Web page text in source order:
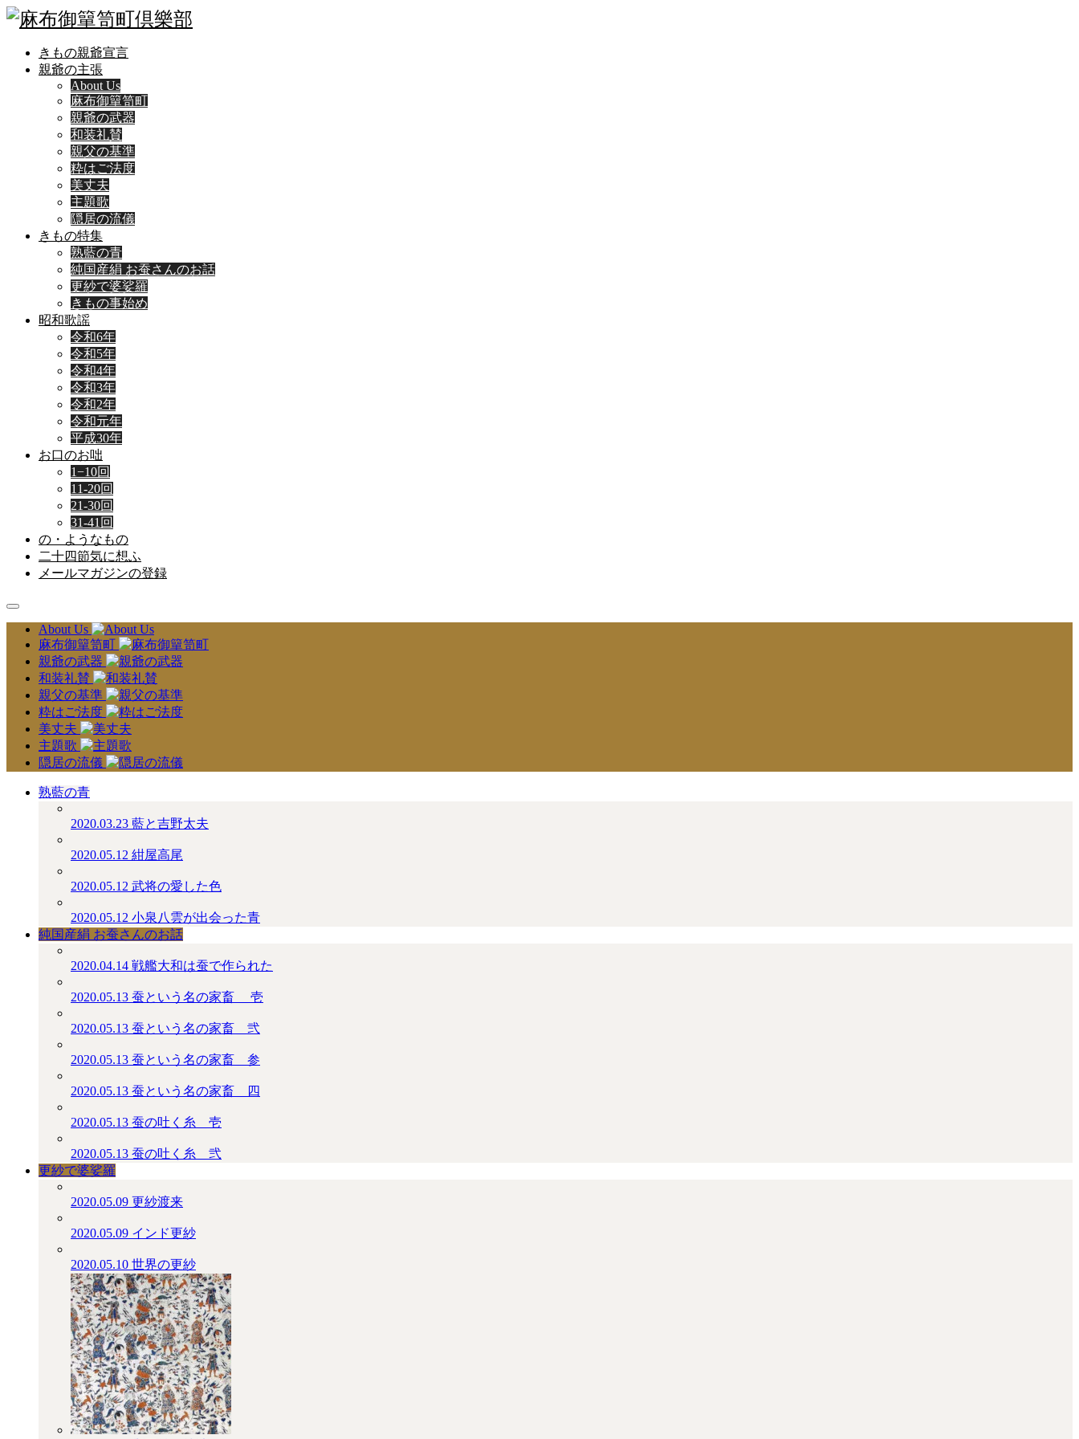
きもの親爺宣言
親爺の主張
About Us
麻布御簞笥町
親爺の武器
和装礼賛
親父の基準
粋はご法度
美丈夫
主題歌
隠居の流儀
きもの特集
熟藍の青
純国産絹 お蚕さんのお話
更紗で婆娑羅
きもの事始め
昭和歌謡
令和6年
令和5年
令和4年
令和3年
令和2年
令和元年
平成30年
お口のお咄
1−10回
11-20回
21-30回
31-41回
の・ようなもの
二十四節気に想ふ
メールマガジンの登録
About Us
麻布御簞笥町
親爺の武器
和装礼賛
親父の基準
粋はご法度
美丈夫
主題歌
隠居の流儀
熟藍の青
2020.03.23 藍と吉野太夫
2020.05.12 紺屋高尾
2020.05.12 武将の愛した色
2020.05.12 小泉八雲が出会った青
純国産絹 お蚕さんのお話
2020.04.14 戦艦大和は蚕で作られた
2020.05.13 蚕という名の家畜 ＿壱
2020.05.13 蚕という名の家畜＿弐
2020.05.13 蚕という名の家畜＿参
2020.05.13 蚕という名の家畜＿四
2020.05.13 蚕の吐く糸＿壱
2020.05.13 蚕の吐く糸＿弐
更紗で婆娑羅
2020.05.09 更紗渡来
2020.05.09 インド更紗
2020.05.10 世界の更紗